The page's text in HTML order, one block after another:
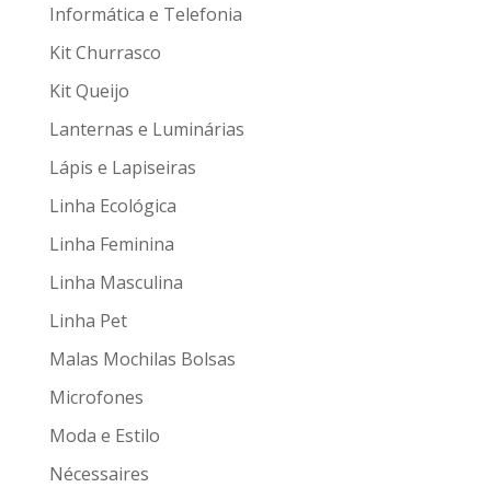
Informática e Telefonia
Kit Churrasco
Kit Queijo
Lanternas e Luminárias
Lápis e Lapiseiras
Linha Ecológica
Linha Feminina
Linha Masculina
Linha Pet
Malas Mochilas Bolsas
Microfones
Moda e Estilo
Nécessaires